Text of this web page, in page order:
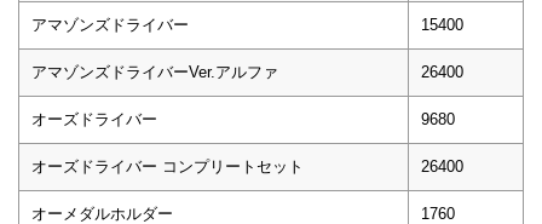
アマゾンズドライバー 15400
アマゾンズドライバーVer.アルファ 26400
オーズドライバー 9680
オーズドライバー コンプリートセット 26400
オーメダルホルダー 1760